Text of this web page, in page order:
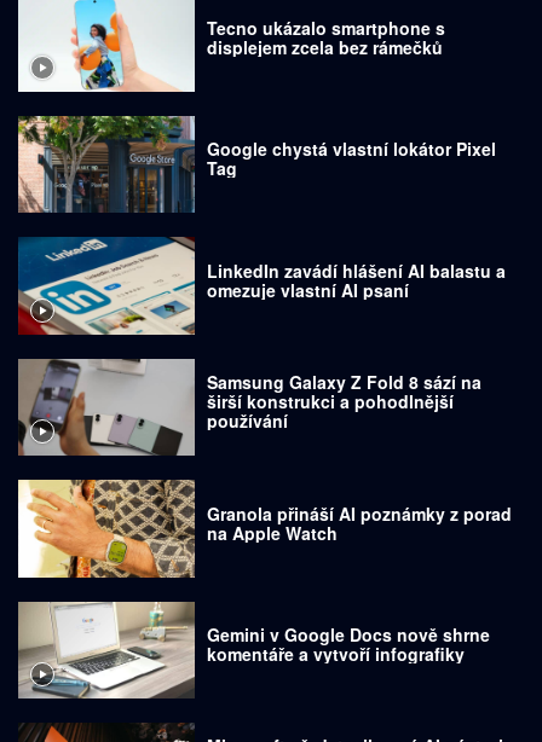
Tecno ukázalo smartphone s
displejem zcela bez rámečků
Google chystá vlastní lokátor Pixel
Tag
LinkedIn zavádí hlášení AI balastu a
omezuje vlastní AI psaní
Samsung Galaxy Z Fold 8 sází na
širší konstrukci a pohodlnější
používání
Granola přináší AI poznámky z porad
na Apple Watch
Gemini v Google Docs nově shrne
komentáře a vytvoří infografiky